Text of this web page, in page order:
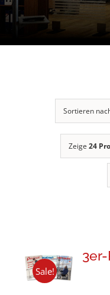
Sortieren
Zeige 24
Sale!